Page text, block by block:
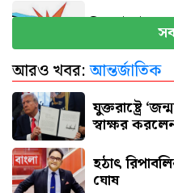
সিলেটে দুই
বগুড়ায়
আরও খবর:আন্তর্জাতিক
যুক্তরাষ্ট্রে
স্বাক্ষর
হঠাৎ
ঘোষ